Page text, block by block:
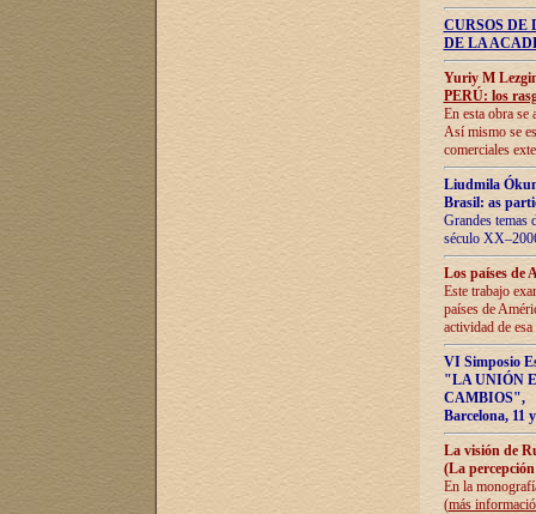
CURSOS
DE LA
Yuriy M
PERÚ: los
En esta obra se
Así mismo se
comerciales
Liudmila
Brasil: as
Grandes temas
século
Los países de
Este trabajo
países de
actividad de
VI Simposio
"LA UNIÓN
CAMBIOS",
Barcelona, 11
La visión de
(La
En la
(más